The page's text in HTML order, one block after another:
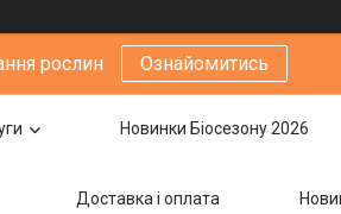
рослин Ознайомитись
Новинки Біосезону 2026
Доставка i оплата